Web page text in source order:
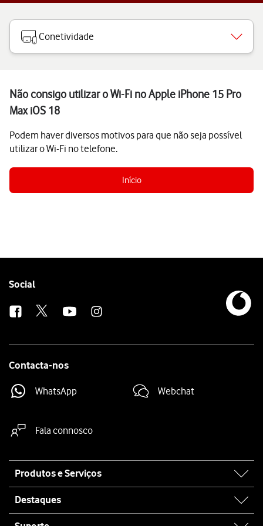
Conetividade
Não consigo utilizar o Wi-Fi no Apple iPhone 15 Pro
Max iOS 18
Podem haver diversos motivos para que não seja possível
utilizar o Wi-Fi no telefone.
Início
Follow
Social
Contacta-nos
WhatsApp Webchat
Fala connosco
map
Produtos e Serviços
Destaques